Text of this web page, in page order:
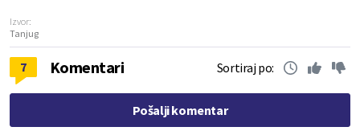
Izvor:
Tanjug
7 Komentari Sortiraj po:
Pošalji komentar